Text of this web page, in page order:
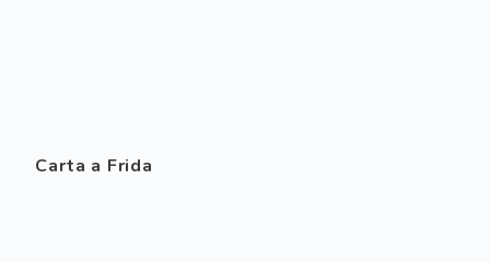
Carta a Frida